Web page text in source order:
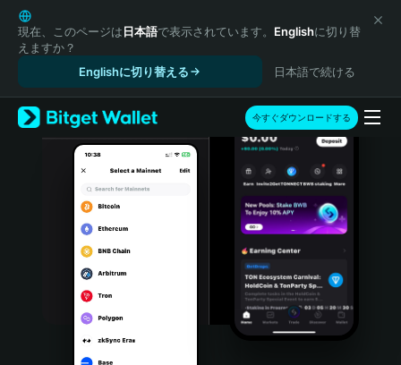
English
日本語
Tiếng Việt
Español (Latinoamérica)
Türkçe
Italiano
Português (Portugal)
Bahasa Indonesia
現在、このページは日本語で表示されています。 Englishに切り替
えますか？
Englishに切り替える
日本語で続ける
今すぐダウンロードする